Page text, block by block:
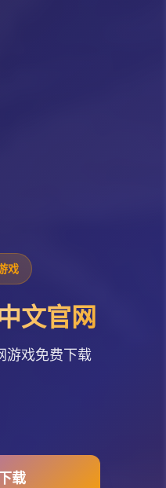
戏
文官网
游戏免费下载
载